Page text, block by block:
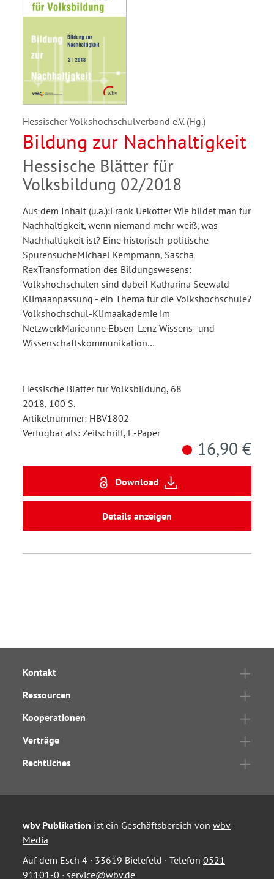
Hessischer Volkshochschulverband e.V. (Hg.)
Bildung zur Nachhaltigkeit
Hessische Blätter für
Volksbildung 02/2018
Aus dem Inhalt (u.a.):Frank Uekötter Wie bildet man für
Nachhaltigkeit, wenn niemand mehr weiß, was
Nachhaltigkeit ist? Eine historisch-politische
SpurensucheMichael Kempmann, Sascha
RexTransformation des Bildungswesens:
Volkshochschulen sind dabei! Katharina Seewald
Klimaanpassung - ein Thema für die Volkshochschule?
Volkshochschul-Klimaakademie im
NetzwerkMarieanne Ebsen-Lenz Wissens- und
Wissenschaftskommunikation…
Hessische Blätter für Volksbildung, 68
2018, 100 S.
Artikelnummer: HBV1802
Verfügbar als: Zeitschrift, E-Paper
16,90 €
Download
Details anzeigen
Kontakt
Ressourcen
Kooperationen
Verträge
Rechtliches
wbv Publikation ist ein Geschäftsbereich von wbv
Media
Auf dem Esch 4 · 33619 Bielefeld · Telefon 0521
91101-0 · service@wbv.de